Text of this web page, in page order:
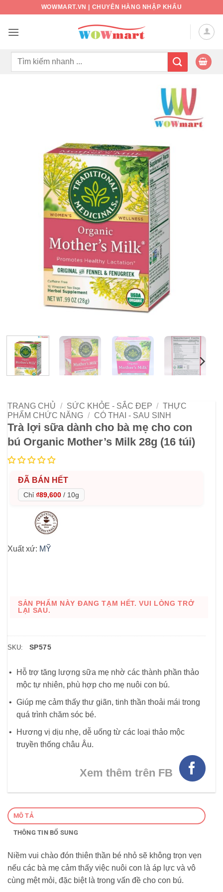
nội
WOWMART.VN | CHUYÊN HÀNG NHẬP KHẨU
Tìm
TRANG CHỦ / SỨC KHỎE - SẮC ĐẸP / THỰC
PHẨM CHỨC NĂNG / CÓ THAI - SAU SINH
Trà lợi sữa dành cho bà mẹ cho con
bú Organic Mother’s Milk 28g (16 túi)
ĐÃ BÁN HẾT
Chỉ ₫89,600 / 10g
Xuất xứ: MỸ
SẢN PHẨM NÀY ĐANG TẠM HẾT. VUI LÒNG TRỞ
LẠI SAU.
SKU: SP575
Hỗ trợ tăng lượng sữa mẹ nhờ các thành phần thảo
mộc tự nhiên, phù hợp cho mẹ nuôi con bú.
Giúp mẹ cảm thấy thư giãn, tinh thần thoải mái trong
quá trình chăm sóc bé.
Hương vị dịu nhẹ, dễ uống từ các loại thảo mộc
truyền thống châu Âu.
Xem thêm trên FB
MÔ TẢ
THÔNG TIN BỔ SUNG
Niềm vui chào đón thiên thần bé nhỏ sẽ không trọn vẹn
nếu các bà mẹ cảm thấy việc nuôi con là áp lực và vô
cùng mệt mỏi, đặc biệt là trong vấn đề cho con bú.